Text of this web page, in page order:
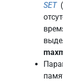
SET